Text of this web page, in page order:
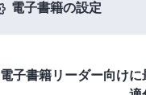
電子書籍の設定
電子書籍リーダー向けに